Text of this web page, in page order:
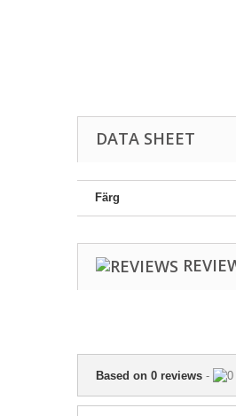
DATA SHEET
Färg
Based on 0 reviews -